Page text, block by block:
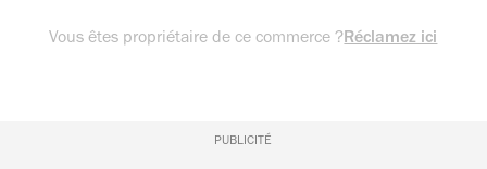
Vous êtes propriétaire de ce commerce ?Réclamez ici
PUBLICITÉ